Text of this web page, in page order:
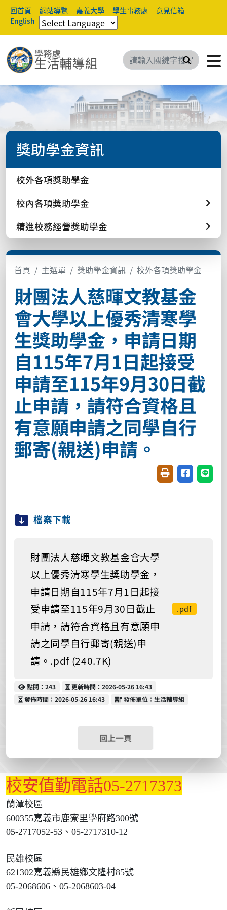
回首頁 網站導覽 嘉義大學 學生事務處
意見信箱
English
搜尋
獎助學金資訊
校外各項獎助學金
校內各項獎助學金
精進校務經營獎助學金
首頁 主選單 獎助學金資訊 校外各項獎助學金
財團法人慈暉文教基金
會大學以上優秀清寒學
生獎助學金，申請日期
自115年7月1日起接受
申請至115年9月30日截
止申請，請符合資格且
有意願申請之同學自行
郵寄(親送)申請。
友善列印(開新視
分享至臉書
分享
檔案下載
財團法人慈暉文教基金會大學
以上優秀清寒學生獎助學金，
申請日期自115年7月1日起接
受申請至115年9月30日截止
申請，請符合資格且有意願申
請之同學自行郵寄(親送)申
請。.pdf (240.7K)
.pdf
點閱
點閱：243 更新時間
更新時間：2026-05-26 16:43
發佈時間
發佈時間：2026-05-26 16:43 發佈單位
發佈單位：生活輔導組
回上一頁
校安值勤電話05-2717373
蘭潭校區
600355嘉義市鹿寮里學府路300號
05-2717052-53、05-2717310-12
民雄校區
621302嘉義縣民雄鄉文隆村85號
05-2068606、05-2068603-04